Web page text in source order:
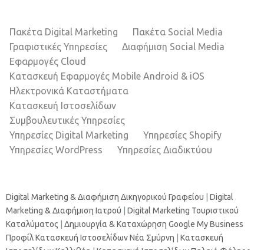
Πακέτα Digital Marketing
Πακέτα Social Media
Γραφιστικές Υπηρεσίες
Διαφήμιση Social Media
Εφαρμογές Cloud
Κατασκευή Εφαρμογές Mobile Android & iOS
Ηλεκτρονικά Καταστήματα
Κατασκευή Ιστοσελίδων
Συμβουλευτικές Υπηρεσίες
Υπηρεσίες Digital Marketing
Υπηρεσίες Shopify
Υπηρεσίες WordPress
Υπηρεσίες Διαδικτύου
Digital Marketing & Διαφήμιση Δικηγορικού Γραφείου
Digital
Marketing & Διαφήμιση Ιατρού
Digital Marketing Τουριστικού
Καταλύματος
Δημιουργία & Καταχώρηση Google My Business
ΠροφίλΚατασκευή Ιστοσελίδων Νέα Σμύρνη
Κατασκευή